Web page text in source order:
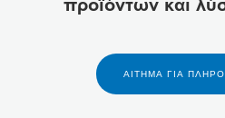
προϊόντων και
ΑΊΤΗΜΑ ΓΙΑ